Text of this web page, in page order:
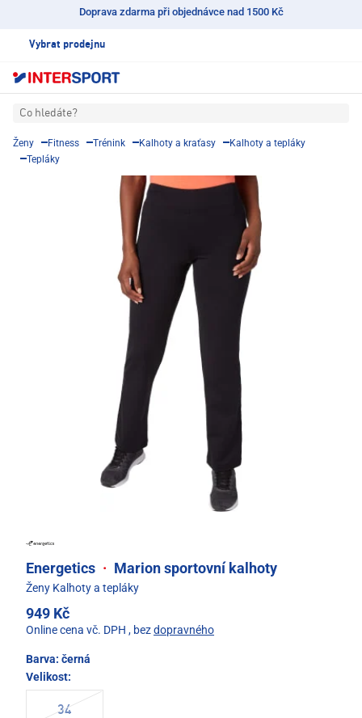
Doprava zdarma při objednávce nad 1500 Kč
Vybrat prodejnu
Co hledáte?
Ženy Fitness Trénink Kalhoty a kraťasy
Kalhoty a tepláky
Tepláky
Energetics · Marion sportovní kalhoty
Ženy Kalhoty a tepláky
949 Kč
Online cena vč. DPH , bezdopravného
Barva: černá
Velikost:
34